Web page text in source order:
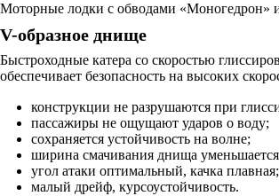
Моторные лодки с обводами «Моногедрон»
V-образное днище
Быстроходные катера со скоростью
обеспечивает безопасность на высоких
конструкции не разрушаются при
пассажиры не ощущают ударов о воду;
сохраняется устойчивость на волне;
ширина смачивания днища
угол атаки оптимальный, качка плавная;
малый дрейф, курсоустойчивость.